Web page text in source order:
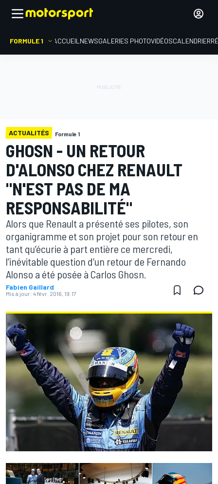
FORMULE 1 ACCUEIL NEWSGALERIES PHOTOVIDÉOSCALENDRIER
ACTUALITÉS Formule 1
GHOSN - UN RETOUR
D'ALONSO CHEZ RENAULT
"N'EST PAS DE MA
RESPONSABILITÉ"
Alors que Renault a présenté ses pilotes, son
organigramme et son projet pour son retour en
tant qu’écurie à part entière ce mercredi,
l’inévitable question d’un retour de Fernando
Alonso a été posée à Carlos Ghosn.
Fabien Gaillard
Mis à jour: 4 févr. 2016, 19:17